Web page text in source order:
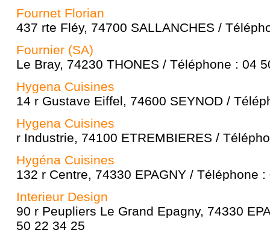
Fournet Florian
437 rte Fléy, 74700 SALLANCHES /
Fournier (SA)
Le Bray, 74230 THONES / Téléphone : 04
Hygena Cuisines
14 r Gustave Eiffel, 74600 SEYNOD /
Hygena Cuisines
r Industrie, 74100 ETREMBIERES /
Hygéna Cuisines
132 r Centre, 74330 EPAGNY / Téléphone
Interieur Design
90 r Peupliers Le Grand Epagny, 74330
50 22 34 25